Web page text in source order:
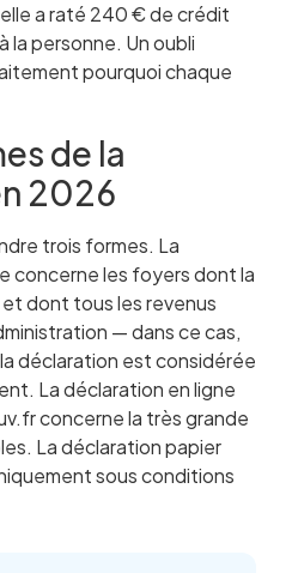
a raté 240 € de crédit
la personne. Un oubli
pourquoi chaque
de la
2026
trois formes. La
concerne les foyers dont la
dont tous les revenus
— dans ce cas,
déclaration est considérée
La déclaration en ligne
concerne la très grande
La déclaration papier
sous conditions